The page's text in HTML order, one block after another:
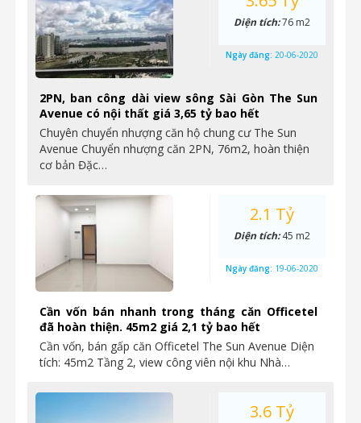
2PN, ban công dài view sông Sài Gòn The Sun
Avenue có nội thất giá 3,65 tỷ bao hết
Chuyên chuyển nhượng căn hộ chung cư The Sun
Avenue Chuyển nhượng căn 2PN, 76m2, hoàn thiện
cơ bản Đặc…
Diện tích:76 m2
Ngày đăng: 20-06-2020
Cần vốn bán nhanh trong tháng căn Officetel
đã hoàn thiện. 45m2 giá 2,1 tỷ bao hết
Cần vốn, bán gấp căn Officetel The Sun Avenue Diện
tích: 45m2 Tầng 2, view công viên nội khu Nhà…
2.1 Tỷ
Diện tích:45 m2
Ngày đăng: 19-06-2020
3.6 Tỷ